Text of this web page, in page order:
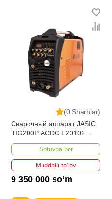
(0 Sharhlar)
Сварочный аппарат JASIC
TIG200P ACDC E20102
220V
Sotuvda bor
Muddatli to‘lov
9 350 000 so‘m